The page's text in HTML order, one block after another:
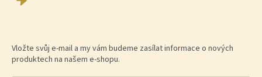
Vložte svůj e-mail a my vám budeme zasílat informace o nových
produktech na našem e-shopu.